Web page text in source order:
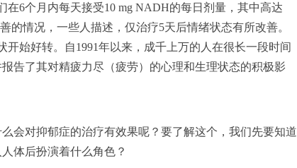
在6个月内每天接受10 mg NADH的每日剂量，其中高达
的情况，一些人描述，仅治疗5天后情绪状态有所改善。
开始好转。自1991年以来，成千上万的人在很长一段时间
告了其对精疲力尽（疲劳）的心理和生理状态的积极影
会对抑郁症的治疗有效果呢？要了解这个，我们先要知道
体后扮演着什么角色？